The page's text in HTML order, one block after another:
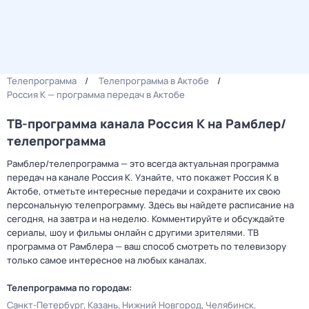
Телепрограмма
Телепрограмма в Актобе
Россия К — программа передач в Актобе
ТВ-программа канала Россия К на Рамблер/
телепрограмма
Рамблер/телепрограмма — это всегда актуальная программа
передач на канале Россия К. Узнайте, что покажет Россия К в
Актобе, отметьте интересные передачи и сохраните их свою
персональную телепрограмму. Здесь вы найдете расписание на
сегодня, на завтра и на неделю. Комментируйте и обсуждайте
сериалы, шоу и фильмы онлайн с другими зрителями. ТВ
программа от Рамблера — ваш способ смотреть по телевизору
только самое интересное на любых каналах.
Телепрограмма по городам:
Санкт-Петербург Казань Нижний Новгород Челябинск